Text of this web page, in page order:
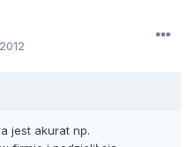
jest akurat np.